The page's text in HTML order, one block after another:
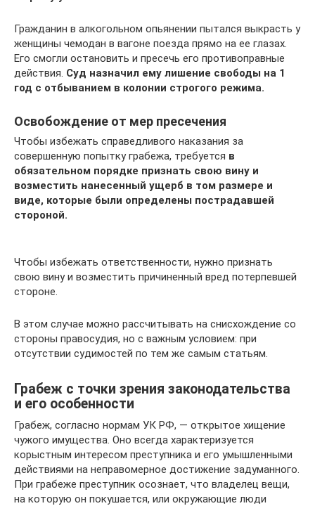
Гражданин в алкогольном опьянении пытался выкрасть у
женщины чемодан в вагоне поезда прямо на ее глазах.
Его смогли остановить и пресечь его противоправные
действия. Суд назначил ему лишение свободы на 1
год с отбыванием в колонии строгого режима.
Освобождение от мер пресечения
Чтобы избежать справедливого наказания за
совершенную попытку грабежа, требуется в
обязательном порядке признать свою вину и
возместить нанесенный ущерб в том размере и
виде, которые были определены пострадавшей
стороной.
Чтобы избежать ответственности, нужно признать
свою вину и возместить причиненный вред потерпевшей
стороне.
В этом случае можно рассчитывать на снисхождение со
стороны правосудия, но с важным условием: при
отсутствии судимостей по тем же самым статьям.
Грабеж с точки зрения законодательства
и его особенности
Грабеж, согласно нормам УК РФ, — открытое хищение
чужого имущества. Оно всегда характеризуется
корыстным интересом преступника и его умышленными
действиями на неправомерное достижение задуманного.
При грабеже преступник осознает, что владелец вещи,
на которую он покушается, или окружающие люди